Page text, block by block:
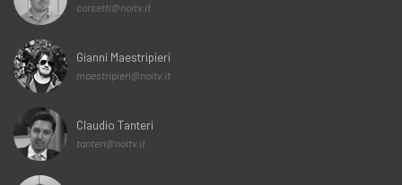
corsetti@noitv.it
Gianni Maestripieri
maestripieri@noitv.it
Claudio Tanteri
tanteri@noitv.it